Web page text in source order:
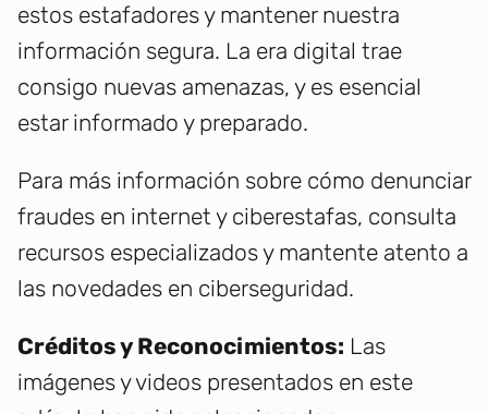
estos estafadores y mantener nuestra
información segura. La era digital trae
consigo nuevas amenazas, y es esencial
estar informado y preparado.
Para más información sobre cómo denunciar
fraudes en internet y ciberestafas, consulta
recursos especializados y mantente atento a
las novedades en ciberseguridad.
Créditos y Reconocimientos: Las
imágenes y videos presentados en este